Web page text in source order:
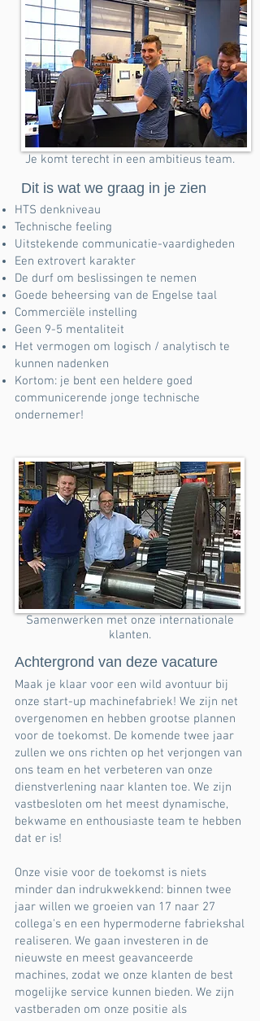
Je komt terecht in een ambitieus team.
Dit is wat we graag in je zien
HTS denkniveau
Technische feeling
Uitstekende communicatie-vaardigheden
Een extrovert karakter
De durf om beslissingen te nemen
Goede beheersing van de Engelse taal
Commerciële instelling
Geen 9-5 mentaliteit
Het vermogen om logisch / analytisch te
kunnen nadenken
Kortom: je bent een heldere goed
communicerende jonge technische
ondernemer!
Samenwerken met onze internationale
klanten.
Achtergrond van deze vacature
Maak je klaar voor een wild avontuur bij
onze start-up machinefabriek! We zijn net
overgenomen en hebben grootse plannen
voor de toekomst. De komende twee jaar
zullen we ons richten op het verjongen van
ons team en het verbeteren van onze
dienstverlening naar klanten toe. We zijn
vastbesloten om het meest dynamische,
bekwame en enthousiaste team te hebben
dat er is!
Onze visie voor de toekomst is niets
minder dan indrukwekkend: binnen twee
jaar willen we groeien van 17 naar 27
collega's en een hypermoderne fabriekshal
realiseren. We gaan investeren in de
nieuwste en meest geavanceerde
machines, zodat we onze klanten de best
mogelijke service kunnen bieden. We zijn
vastberaden om onze positie als